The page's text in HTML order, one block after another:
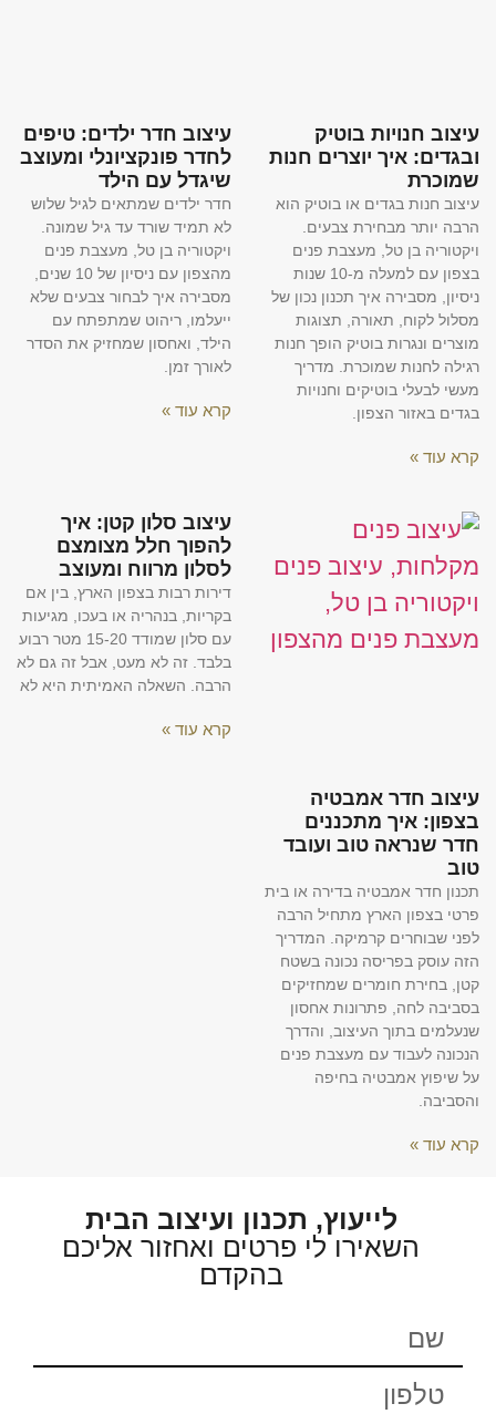
עיצוב חנויות בוטיק
ובגדים: איך יוצרים חנות
שמוכרת
עיצוב חנות בגדים או בוטיק הוא
הרבה יותר מבחירת צבעים.
ויקטוריה בן טל, מעצבת פנים
בצפון עם למעלה מ-10 שנות
ניסיון, מסבירה איך תכנון נכון של
מסלול לקוח, תאורה, תצוגות
מוצרים ונגרות בוטיק הופך חנות
רגילה לחנות שמוכרת. מדריך
מעשי לבעלי בוטיקים וחנויות
בגדים באזור הצפון.
קרא עוד »
עיצוב חדר ילדים: טיפים
לחדר פונקציונלי ומעוצב
שיגדל עם הילד
חדר ילדים שמתאים לגיל שלוש
לא תמיד שורד עד גיל שמונה.
ויקטוריה בן טל, מעצבת פנים
מהצפון עם ניסיון של 10 שנים,
מסבירה איך לבחור צבעים שלא
ייעלמו, ריהוט שמתפתח עם
הילד, ואחסון שמחזיק את הסדר
לאורך זמן.
קרא עוד »
עיצוב חדר אמבטיה
בצפון: איך מתכננים
חדר שנראה טוב ועובד
טוב
תכנון חדר אמבטיה בדירה או בית
פרטי בצפון הארץ מתחיל הרבה
לפני שבוחרים קרמיקה. המדריך
הזה עוסק בפריסה נכונה בשטח
קטן, בחירת חומרים שמחזיקים
בסביבה לחה, פתרונות אחסון
שנעלמים בתוך העיצוב, והדרך
הנכונה לעבוד עם מעצבת פנים
על שיפוץ אמבטיה בחיפה
והסביבה.
קרא עוד »
עיצוב סלון קטן: איך
להפוך חלל מצומצם
לסלון מרווח ומעוצב
דירות רבות בצפון הארץ, בין אם
בקריות, בנהריה או בעכו, מגיעות
עם סלון שמודד 15-20 מטר רבוע
בלבד. זה לא מעט, אבל זה גם לא
הרבה. השאלה האמיתית היא לא
קרא עוד »
לייעוץ, תכנון ועיצוב הבית
השאירו לי פרטים ואחזור אליכם
בהקדם